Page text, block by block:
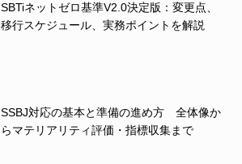
SBTiネットゼロ基準V2.0決定版：変更点、
移行スケジュール、実務ポイントを解説
SSBJ対応の基本と準備の進め方 全体像か
らマテリアリティ評価・指標収集まで